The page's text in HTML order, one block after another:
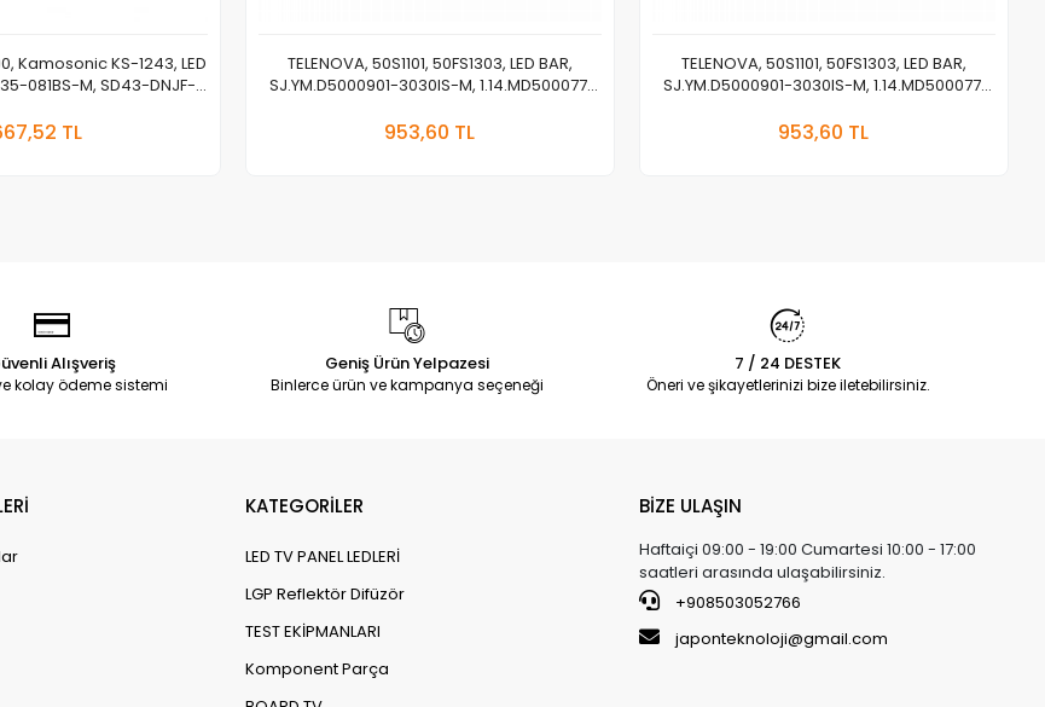
Kamosonic KS-1243, LED
081BS-M, SD43-DNJF-
TL
TELENOVA, 50S1101, 50FS1303, LED BAR,
SJ.YM.D5000901-3030IS-M, 1.14.MD500077,
2105-09 BACKLIGHT
953,60 TL
TELENOVA, 50S1101, 50FS1303, LED BAR,
SJ.YM.D5000901-3030IS-M, 1.14.MD500077,
2105-09 BACKLIGHT
953,60 TL
Alışveriş
kolay ödeme sistemi
Geniş Ürün Yelpazesi
Binlerce ürün ve kampanya seçeneği
7 / 24 DESTEK
Öneri ve şikayetlerinizi bize iletebilirsiniz.
KATEGORİLER
LED TV PANEL LEDLERİ
LGP Reflektör Difüzör
TEST EKİPMANLARI
Komponent Parça
BİZE ULAŞIN
Haftaiçi 09:00 - 19:00 Cumartesi 10:00 - 17:00
saatleri arasında ulaşabilirsiniz.
+908503052766
japonteknoloji@gmail.com